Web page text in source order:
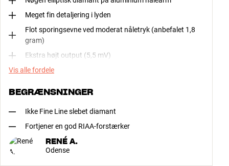
Meget fin detaljering i lyden
Flot sporingsevne ved moderat nåletryk (anbefalet 1,8
gram)
Ekstra højt output (5,5 mV)
Vis alle fordele
BEGRÆNSNINGER
Ikke Fine Line slebet diamant
Fortjener en god RIAA-forstærker
RENÉ A.
Odense